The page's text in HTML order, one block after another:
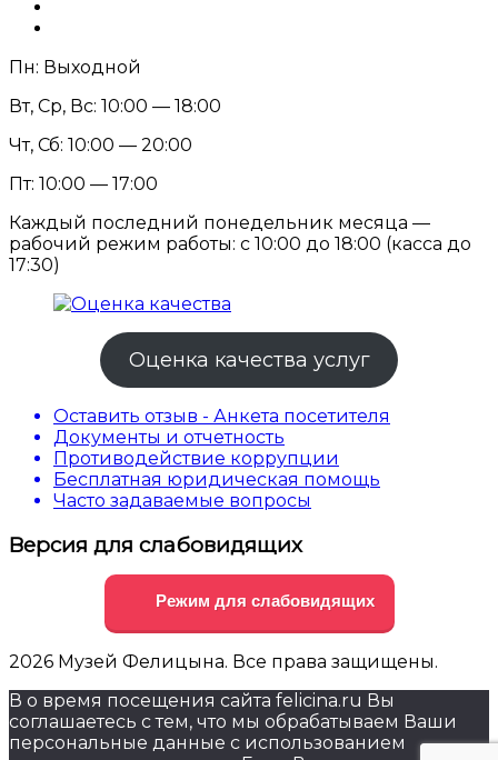
Пн: Выходной
Вт, Ср, Вс: 10:00 — 18:00
Чт, Сб: 10:00 — 20:00
Пт: 10:00 — 17:00
Каждый последний понедельник месяца —
рабочий режим работы: с 10:00 до 18:00 (касса до
17:30)
Оценка качества услуг
Оставить отзыв - Анкета посетителя
Документы и отчетность
Противодействие коррупции
Бесплатная юридическая помощь
Часто задаваемые вопросы
Версия для слабовидящих
Режим для слабовидящих
2026 Музей Фелицына. Все права защищены.
В о время посещения сайта felicina.ru Вы
соглашаетесь с тем, что мы обрабатываем Ваши
персональные данные с использованием